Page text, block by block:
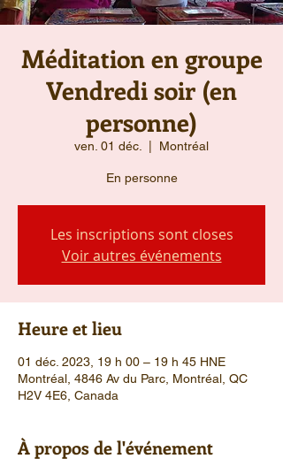
Méditation en groupe
Vendredi soir (en
personne)
ven. 01 déc. Montréal
En personne
Les inscriptions sont closes
Voir autres événements
Heure et lieu
01 déc. 2023, 19 h 00 – 19 h 45 HNE
Montréal, 4846 Av du Parc, Montréal, QC
H2V 4E6, Canada
À propos de l'événement